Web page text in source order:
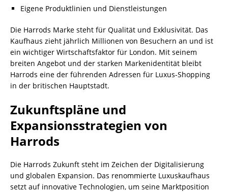
Eigene Produktlinien und Dienstleistungen
Die Harrods Marke steht für Qualität und Exklusivität. Das
Kaufhaus zieht jährlich Millionen von Besuchern an und ist
ein wichtiger Wirtschaftsfaktor für London. Mit seinem
breiten Angebot und der starken Markenidentität bleibt
Harrods eine der führenden Adressen für Luxus-Shopping
in der britischen Hauptstadt.
Zukunftspläne und
Expansionsstrategien von
Harrods
Die Harrods Zukunft steht im Zeichen der Digitalisierung
und globalen Expansion. Das renommierte Luxuskaufhaus
setzt auf innovative Technologien, um seine Marktposition